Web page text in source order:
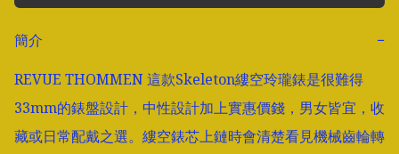
簡介
−
REVUE THOMMEN 這款Skeleton縷空玲瓏錶是很難得
33mm的錶盤設計，中性設計加上實惠價錢，男女皆宜，收
藏或日常配戴之選。縷空錶芯上鏈時會清楚看見機械齒輪轉